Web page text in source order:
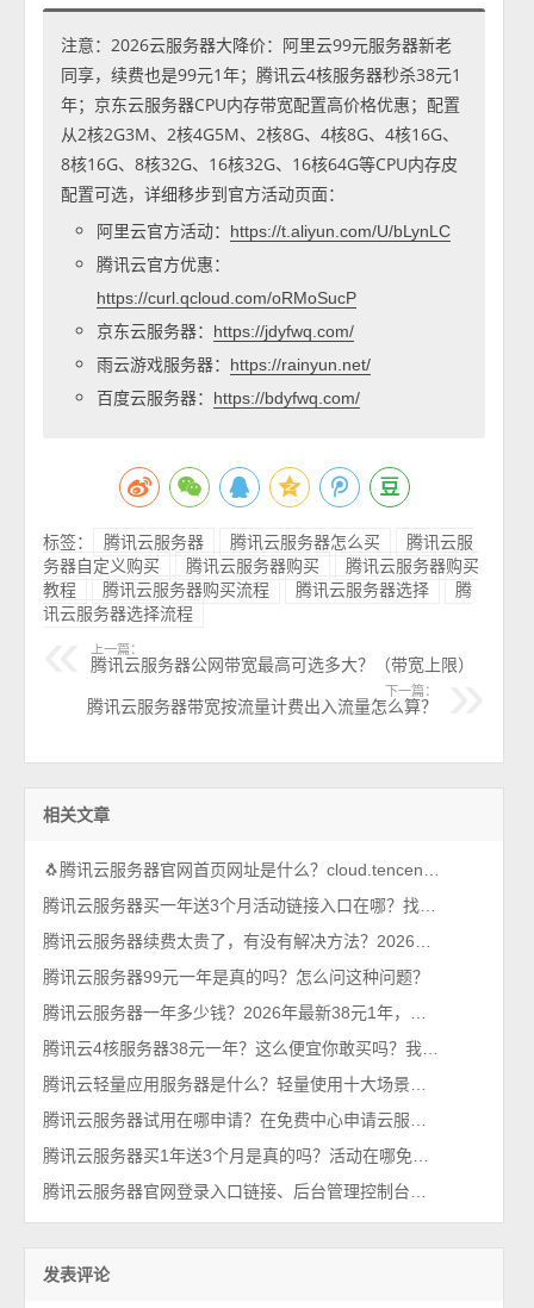
注意：2026云服务器大降价：阿里云99元服务器新老
同享，续费也是99元1年；腾讯云4核服务器秒杀38元1
年；京东云服务器CPU内存带宽配置高价格优惠；配置
从2核2G3M、2核4G5M、2核8G、4核8G、4核16G、
8核16G、8核32G、16核32G、16核64G等CPU内存皮
配置可选，详细移步到官方活动页面：
阿里云官方活动：
https://t.aliyun.com/U/bLynLC
腾讯云官方优惠：
https://curl.qcloud.com/oRMoSucP
京东云服务器： https://jdyfwq.com/
雨云游戏服务器： https://rainyun.net/
百度云服务器： https://bdyfwq.com/
标签： 腾讯云服务器 腾讯云服务器怎么买
腾讯云服
务器自定义购买
腾讯云服务器购买
腾讯云服务器购买
教程
腾讯云服务器购买流程 腾讯云服务器选择
腾
讯云服务器选择流程
上一篇：
腾讯云服务器公网带宽最高可选多大？（带宽上限）
下一篇：
腾讯云服务器带宽按流量计费出入流量怎么算？
相关文章
腾讯云服务器99元一年是真的吗？怎么问这种问题？
发表评论